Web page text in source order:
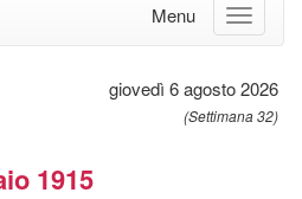
Menu
giovedì 6 agosto 2026
(Settimana 32)
1915